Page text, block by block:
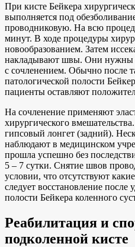
При кисте Бейкера
выполняется под
проводниковую. На всю
минут. В ходе процедуры
новообразованием. Затем
накладывают швы. Они нужны
с сочленением. Обычно после
патологической полости
пациенты оставляют
На сочленение применяют
хирургического
гипсовый лонгет (задний).
наблюдают в медицинском
прошла успешно без
5 – 7 сутки. Снятие швов
условии, что отсутствуют
следует восстановление после
полости Бейкера коленного
Реабилитация и
подколенной кисте